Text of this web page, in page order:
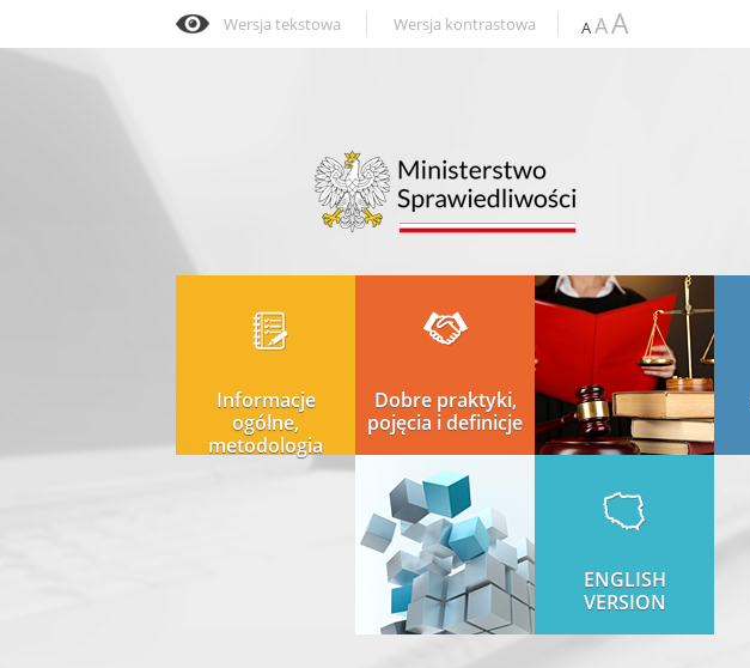
Wersja tekstowa Wersja kontrastowa AAA
Informacje
ogólne,
metodologia
Dobre praktyki,
pojęcia i definicje
ENGLISH
VERSION